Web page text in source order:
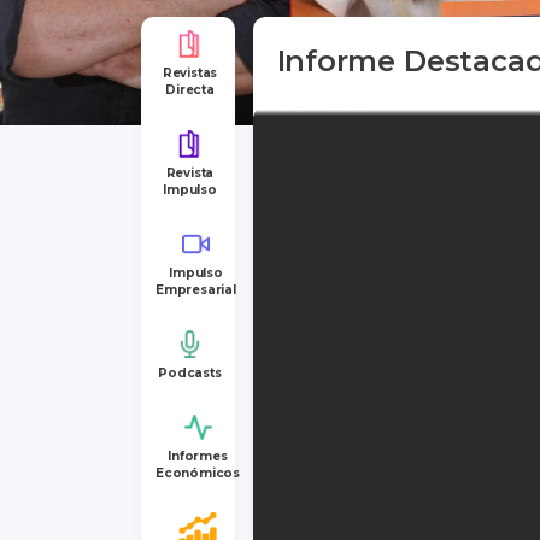
Revistas
Directa
Revista
Impulso
Impulso
Empresarial
Podcasts
Informes
Económicos
Informe